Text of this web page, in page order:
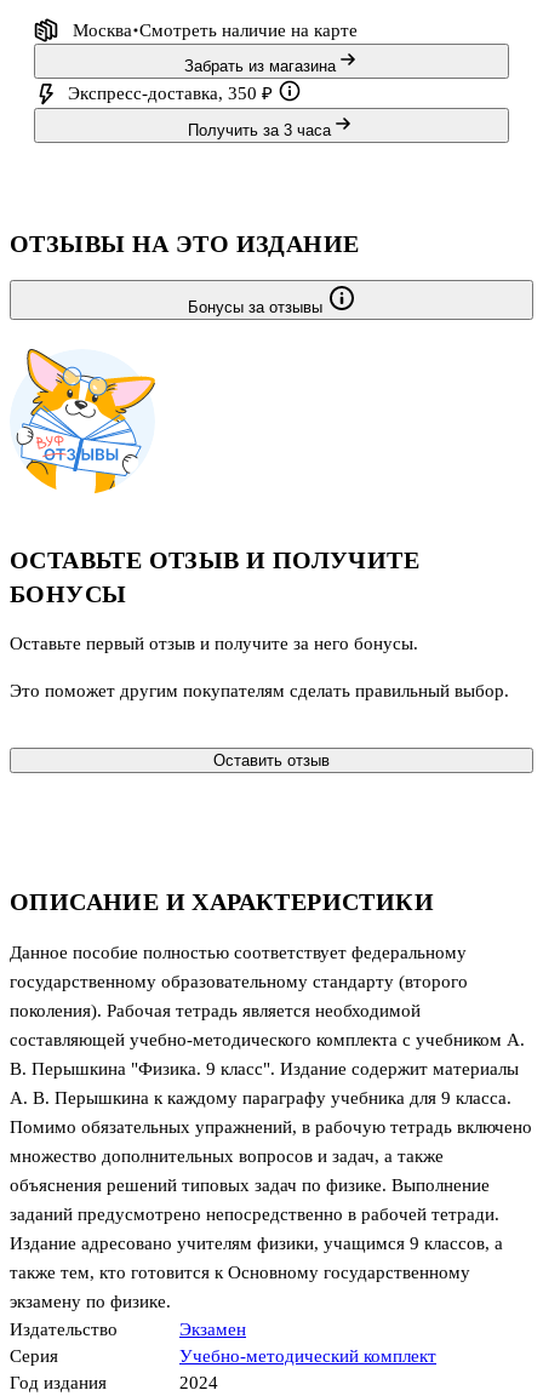
Москва Смотреть наличие на карте
Забрать из магазина
Экспресс-доставка, 350 ₽
Получить за 3 часа
ОПИСАНИЕ И ХАРАКТЕРИСТИКИ
Данное пособие полностью соответствует федеральному
государственному образовательному стандарту (второго
поколения). Рабочая тетрадь является необходимой
составляющей учебно-методического комплекта с учебником А.
В. Перышкина "Физика. 9 класс". Издание содержит материалы
А. В. Перышкина к каждому параграфу учебника для 9 класса.
Помимо обязательных упражнений, в рабочую тетрадь включено
множество дополнительных вопросов и задач, а также
объяснения решений типовых задач по физике. Выполнение
заданий предусмотрено непосредственно в рабочей тетради.
Издание адресовано учителям физики, учащимся 9 классов, а
также тем, кто готовится к Основному государственному
экзамену по физике.
Издательство
Экзамен
Серия
Учебно-методический комплект
Год издания
2024
ОТЗЫВЫ НА ЭТО ИЗДАНИЕ
Бонусы за отзывы
ОСТАВЬТЕ ОТЗЫВ И ПОЛУЧИТЕ
БОНУСЫ
Оставьте первый отзыв и получите за него бонусы.
Это поможет другим покупателям сделать правильный выбор.
Оставить отзыв